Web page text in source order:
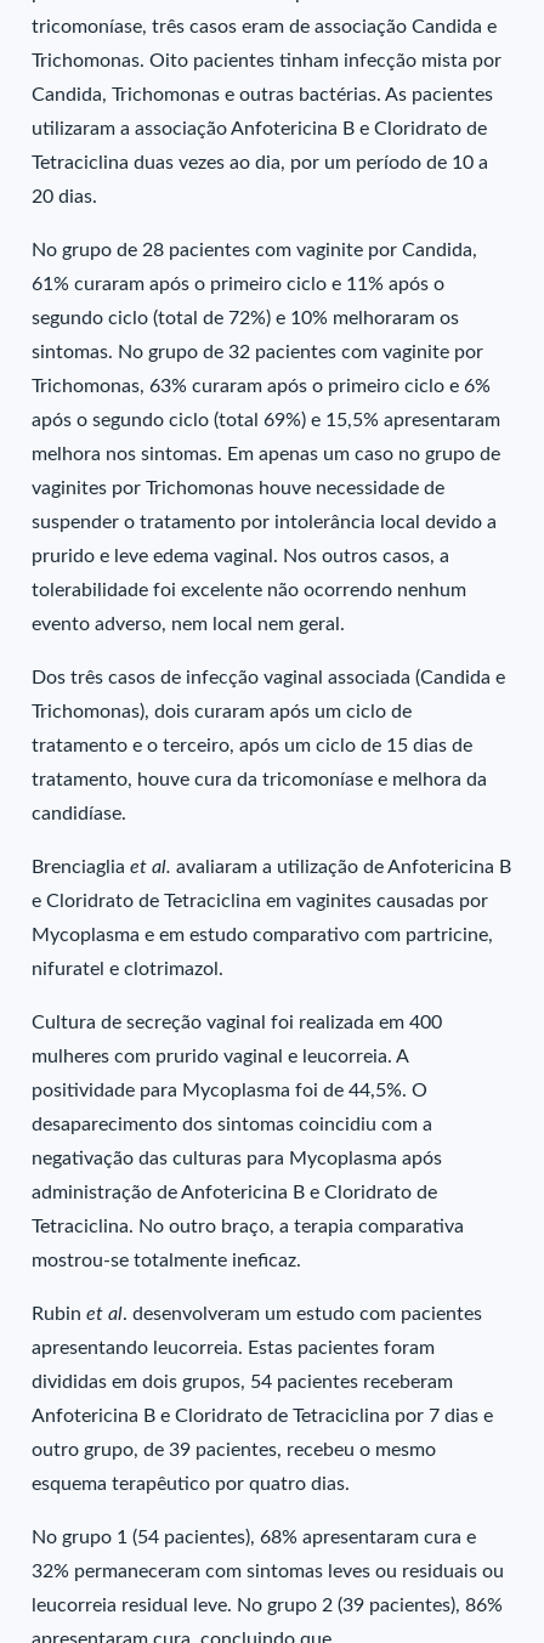
tricomoníase, três casos eram de associação Candida e
Trichomonas. Oito pacientes tinham infecção mista por
Candida, Trichomonas e outras bactérias. As pacientes
utilizaram a associação Anfotericina B e Cloridrato de
Tetraciclina duas vezes ao dia, por um período de 10 a
20 dias.
No grupo de 28 pacientes com vaginite por Candida,
61% curaram após o primeiro ciclo e 11% após o
segundo ciclo (total de 72%) e 10% melhoraram os
sintomas. No grupo de 32 pacientes com vaginite por
Trichomonas, 63% curaram após o primeiro ciclo e 6%
após o segundo ciclo (total 69%) e 15,5% apresentaram
melhora nos sintomas. Em apenas um caso no grupo de
vaginites por Trichomonas houve necessidade de
suspender o tratamento por intolerância local devido a
prurido e leve edema vaginal. Nos outros casos, a
tolerabilidade foi excelente não ocorrendo nenhum
evento adverso, nem local nem geral.
Dos três casos de infecção vaginal associada (Candida e
Trichomonas), dois curaram após um ciclo de
tratamento e o terceiro, após um ciclo de 15 dias de
tratamento, houve cura da tricomoníase e melhora da
candidíase.
Brenciaglia et al.avaliaram a utilização de Anfotericina B
e Cloridrato de Tetraciclina em vaginites causadas por
Mycoplasma e em estudo comparativo com partricine,
nifuratel e clotrimazol.
Cultura de secreção vaginal foi realizada em 400
mulheres com prurido vaginal e leucorreia. A
positividade para Mycoplasma foi de 44,5%. O
desaparecimento dos sintomas coincidiu com a
negativação das culturas para Mycoplasma após
administração de Anfotericina B e Cloridrato de
Tetraciclina. No outro braço, a terapia comparativa
mostrou-se totalmente ineficaz.
Rubinet al. desenvolveram um estudo com pacientes
apresentando leucorreia. Estas pacientes foram
divididas em dois grupos, 54 pacientes receberam
Anfotericina B e Cloridrato de Tetraciclina por 7 dias e
outro grupo, de 39 pacientes, recebeu o mesmo
esquema terapêutico por quatro dias.
No grupo 1 (54 pacientes), 68% apresentaram cura e
32% permaneceram com sintomas leves ou residuais ou
leucorreia residual leve. No grupo 2 (39 pacientes), 86%